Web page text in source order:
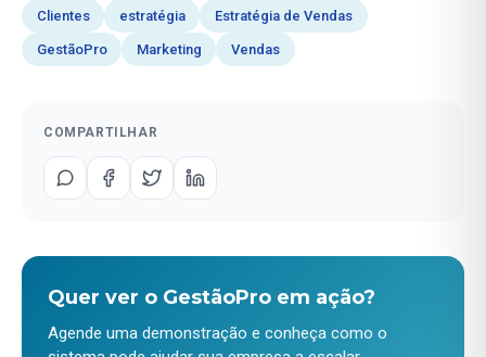
Clientes estratégia Estratégia de Vendas
GestãoPro Marketing Vendas
COMPARTILHAR
Quer ver o GestãoPro em ação?
Agende uma demonstração e conheça como o